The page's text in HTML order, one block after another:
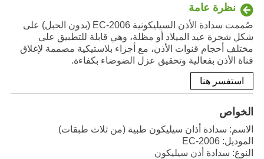
نظرة عامة
صُممت سدادة الأذن السيليكونية EC-2006 (بدون الحبل) على
شكل شجرة عيد الميلاد أو مظلة، وهي قابلة للتطبيق على
مختلف أحجام قنوات الأذن، مع أجزاء بلاستيكية مصممة لإغلاق
قناة الأذن بفعالية وتحقيق عزل الضوضاء بكفاءة.
استفسر هنا
الخواص
الاسم: سدادة أذان سيليكون طبية (من ثلاث طبقات)
الموديل: EC-2006
النوع: سدادة أذن سيليكون